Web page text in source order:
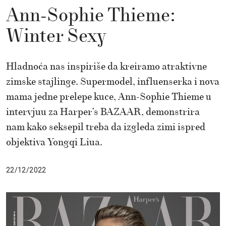
Ann-Sophie Thieme:
Winter Sexy
Hladnoća nas inspiriše da kreiramo atraktivne
zimske stajlinge. Supermodel, influenserka i nova
mama jedne prelepe kuce, Ann-Sophie Thieme u
intervjuu za Harper’s BAZAAR, demonstrira
nam kako seksepil treba da izgleda zimi ispred
objektiva Yongqi Liua.
22/12/2022